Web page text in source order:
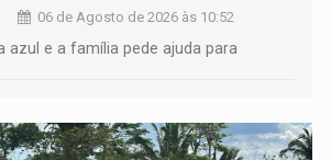
06 de Agosto de 2026 às 10:52
azul e a família pede ajuda para